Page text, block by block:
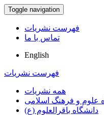
Toggle navigation
فهرست نشریات
تماس با ما
English
فهرست نشریات
همه نشریات
علوم و فرهنگ اسلامی
دانشگاه باقرالعلوم (ع)